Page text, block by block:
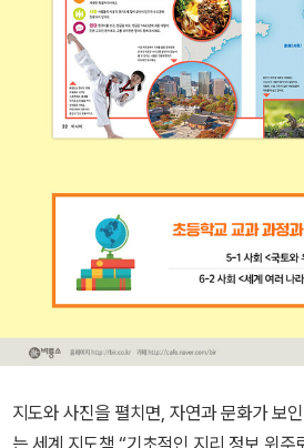
지도와 사진을 펼치면, 자연과 문화가 보인다! 초등 사회가 재밌어지
는 세계 지도책 “기초적인 지리 정보 위주로 구성된 2022 개정 사회